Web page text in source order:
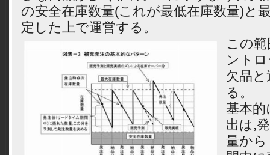
の安全在庫数量(これが最低在庫数量)と
定した上で運営する。
この範
ント
欠品
る。
基本的
出は,
量か